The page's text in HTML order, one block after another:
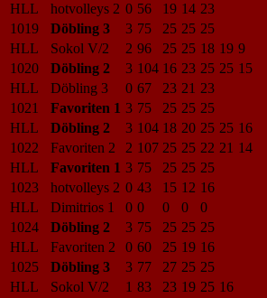
HLL
hotvolleys 2 0 56 19 14 23
1019
Döbling 3 3 75 25 25 25
HLL
Sokol V/2 2 96 25 25 18 19 9
1020
Döbling 2 3 104 16 23 25 25 15
HLL
Döbling 3 0 67 23 21 23
1021
Favoriten 1 3 75 25 25 25
HLL
Döbling 2 3 104 18 20 25 25 16
1022
Favoriten 2 2 107 25 25 22 21 14
HLL
Favoriten 1 3 75 25 25 25
1023
hotvolleys 2 0 43 15 12 16
HLL
Dimitrios 1 0 0 0 0
0
1024
Döbling 2 3 75 25 25 25
HLL
Favoriten 2 0 60 25 19 16
1025
Döbling 3 3 77 27 25 25
HLL
Sokol V/2 1 83 23 19 25 16